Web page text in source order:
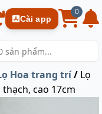
Cài app
0
Hoa trang trí/ Lọ
cao 17cm